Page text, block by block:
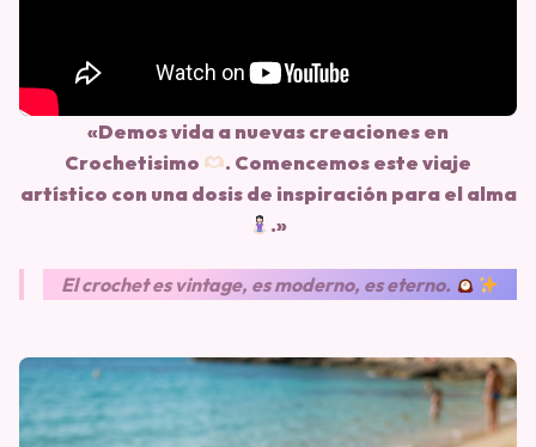
«Demos vida a nuevas creaciones en
Crochetisimo
. Comencemos este viaje
artístico con una dosis de inspiración para el alma
.»
El crochet es vintage, es moderno, es eterno.